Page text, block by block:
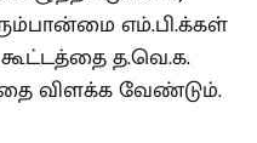
எம்.பி.க்கள்
த.வெ.க.
விளக்க வேண்டும்.